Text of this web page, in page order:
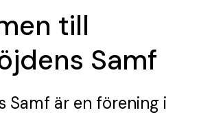
till
Samf
Samf är en förening i